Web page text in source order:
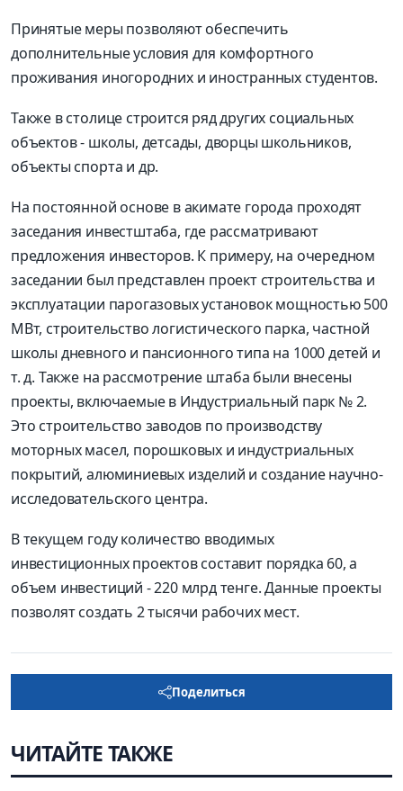
Принятые меры позволяют обеспечить
дополнительные условия для комфортного
проживания иногородних и иностранных студентов.
Также в столице строится ряд других социальных
объектов - школы, детсады, дворцы школьников,
объекты спорта и др.
На постоянной основе в акимате города проходят
заседания инвестштаба, где рассматривают
предложения инвесторов. К примеру, на очередном
заседании был представлен проект строительства и
эксплуатации парогазовых установок мощностью 500
МВт, строительство логистического парка, частной
школы дневного и пансионного типа на 1000 детей и
т. д. Также на рассмотрение штаба были внесены
проекты, включаемые в Индустриальный парк № 2.
Это строительство заводов по производству
моторных масел, порошковых и индустриальных
покрытий, алюминиевых изделий и создание научно-
исследовательского центра.
В текущем году количество вводимых
инвестиционных проектов составит порядка 60, а
объем инвестиций - 220 млрд тенге. Данные проекты
позволят создать 2 тысячи рабочих мест.
Поделиться
ЧИТАЙТЕ ТАКЖЕ